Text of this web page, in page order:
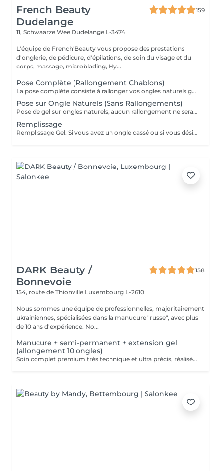
French Beauty
Dudelange
159
11, Schwaarze Wee Dudelange L-3474
L'équipe de French'Beauty vous propose des prestations
d'onglerie, de pédicure, d'épilations, de soin du visage et du
corps, massage, microblading, Hy...
Pose Complète (Rallongement Chablons)
La pose complète consiste à rallonger vos ongles naturels grâce aux chablons (extension en Gel ou Acrygel ) Si vous désirez de la décoration merci de le sélectionner. Un supplément peut être demandé pour les longueurs XXL.
Pose sur Ongle Naturels (Sans Rallongements)
Pose de gel sur ongles naturels, aucun rallongement ne sera fait. Couleur/ French/ BabyBoomer. Si vous désirez une décoration merci de le sélectionner.
Remplissage
Remplissage Gel. Si vous avez un ongle cassé ou si vous désirez une décoration merci de le sélectionner en plus.
DARK Beauty /
Bonnevoie
158
154, route de Thionville Luxembourg L-2610
Nous sommes une équipe de professionnelles, majoritairement
ukrainiennes, spécialisées dans la manucure "russe", avec plus
de 10 ans d'expérience. No...
Manucure + semi-permanent + extension gel
(allongement 10 ongles)
Soin complet premium très technique et ultra précis, réalisé principalement à la ponceuse afin d'obtenir un contour d'ongle parfaitement net et une application du vernis au plus près, voire légèrement sous la cuticule. Cette technique permet de retarder visuellement la repousse d'environ 10 jours. Résultat visuel : -Ongles extrêmement soignés, contours nets, forme impeccable -Effet Instagram / photo studio : propre, précis, sans petites peaux apparentes Pendant ce service, nous augmenterons également la longueur de vos ongles en utilisant du gel spécialisé, garantissant un résultat naturel et magnifique. Cette 'EXTENSION' ne nécessite qu'une seule intervention, après quoi les rendez-vous ultérieurs seront désignés comme 'Manucure + vernis semi-permanent + renforcement gel (ongles longs ou cassants)'. -Tenue moyenne : Jusqu'à 4 semaines !!!! Contenu de la prestation : -Dépose de l'ancien vernis semi-permanent et/ou gel (si besoin, déjà inclus dans ce prix/service) -Préparation très minutieuse de la plaque de l'ongle -Elimination des peaux mortes -Façonner et limer les ongles -Traitement délicat des cuticules -Extension et renforcement des ongles en gel -Correction de la forme de l'ongle -Application du vernis semi-permanent -Application d'huile pour cuticules et de crème pour les main Optionnel : -EXTENSION longueur supérieure au 4ème marquage -> +20€ (réservez svp "AVEC décoration complexe" dans ce cas) -Prix par ongle pour décoration jusqu'à 5 ongles (réservez svp "AVEC décoration simple" dans ce cas) +3€ par ongle -Prix pour décoration simple (French, Chrome, Baby Boomer, Cat Eyes, Stickers, Foil) 6-10 ongles -> +20€ -Prix pour décoration complexe (3D, Dessins à la mains, Stamping, French avec Chrome, Baby Boomer avec Chrome, French avec Cat Eyes) 6-10 ongles -> +30€